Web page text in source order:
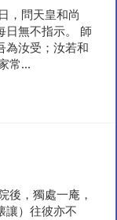
，問天皇和尚
日無不指示。 師
為汝受；汝若和
常...
後，獨處一庵，
讓）往彼亦不